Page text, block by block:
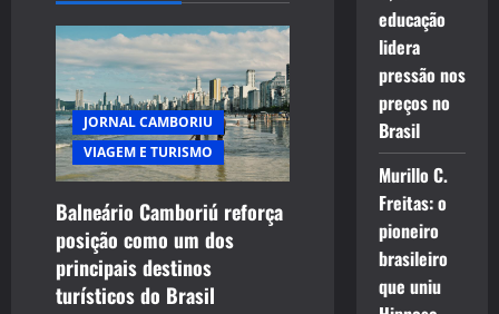
g
a
t
i
o
n
JORNAL CAMBORIU
VIAGEM E TURISMO
Balneário Camboriú reforça
posição como um dos
principais destinos
turísticos do Brasil
educação
lidera
pressão nos
preços no
Brasil
Murillo C.
Freitas: o
pioneiro
brasileiro
que uniu